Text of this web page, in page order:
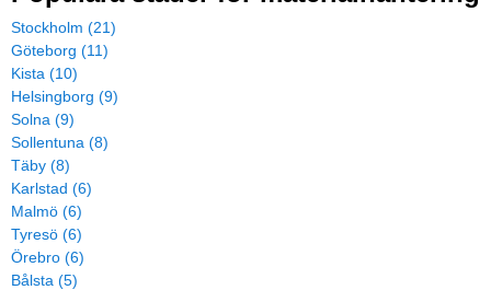
Stockholm (21)
Göteborg (11)
Kista (10)
Helsingborg (9)
Solna (9)
Sollentuna (8)
Täby (8)
Karlstad (6)
Malmö (6)
Tyresö (6)
Örebro (6)
Bålsta (5)